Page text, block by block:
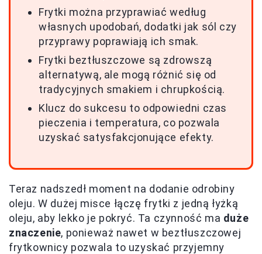
Frytki można przyprawiać według
własnych upodobań, dodatki jak sól czy
przyprawy poprawiają ich smak.
Frytki beztłuszczowe są zdrowszą
alternatywą, ale mogą różnić się od
tradycyjnych smakiem i chrupkością.
Klucz do sukcesu to odpowiedni czas
pieczenia i temperatura, co pozwala
uzyskać satysfakcjonujące efekty.
Teraz nadszedł moment na dodanie odrobiny
oleju. W dużej misce łączę frytki z jedną łyżką
oleju, aby lekko je pokryć. Ta czynność ma duże
znaczenie, ponieważ nawet w beztłuszczowej
frytkownicy pozwala to uzyskać przyjemny